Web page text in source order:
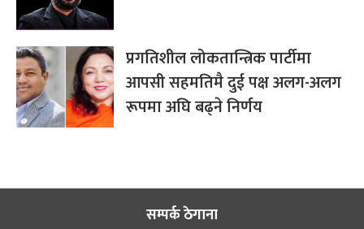
प्रगतिशील लोकतान्त्रिक पार्टीमा
आपसी सहमतिमै दुई पक्ष अलग-अलग
रूपमा अघि बढ्ने निर्णय
सम्पर्क ठेगाना